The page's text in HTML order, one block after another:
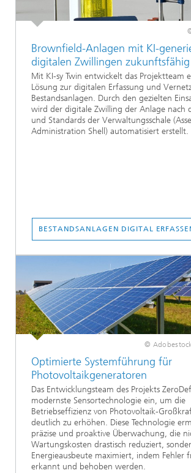
Brownfield-Anlagen mit KI-
digitalen Zwillingen
Mit KI-sy Twin entwickelt das Projektteam
Lösung zur digitalen Erfassung und
Bestandsanlagen. Durch den gezielten
wird der digitale Zwilling der Anlage nach
und Standards der Verwaltungsschale
Administration Shell) automatisiert erstellt.
BESTANDSANLAGEN DIGITAL
©
Optimierte Systemführung für
Photovoltaikgeneratoren
Das Entwicklungsteam des Projekts
modernste Sensortechnologie ein, um die
Betriebseffizienz von Photovoltaik-
deutlich zu erhöhen. Diese Technologie
präzise und proaktive Überwachung, die
Wartungskosten drastisch reduziert,
Energieausbeute maximiert, indem Fehler
erkannt und behoben werden.